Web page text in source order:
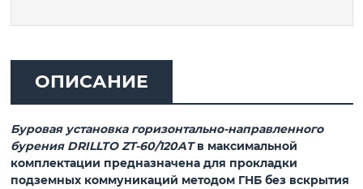
ОПИСАНИЕ
Буровая установка горизонтально-направленного
бурения DRILLTO ZT-60/120ATв максимальной
комплектации предназначена для прокладки
подземных коммуникаций методом ГНБ без вскрытия